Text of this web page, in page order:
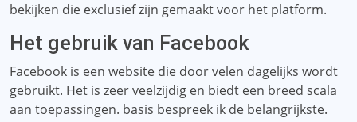
bekijken die exclusief zijn gemaakt voor het platform.
Het gebruik van Facebook
Facebook is een website die door velen dagelijks wordt
gebruikt. Het is zeer veelzijdig en biedt een breed scala
aan toepassingen. basis bespreek ik de belangrijkste.